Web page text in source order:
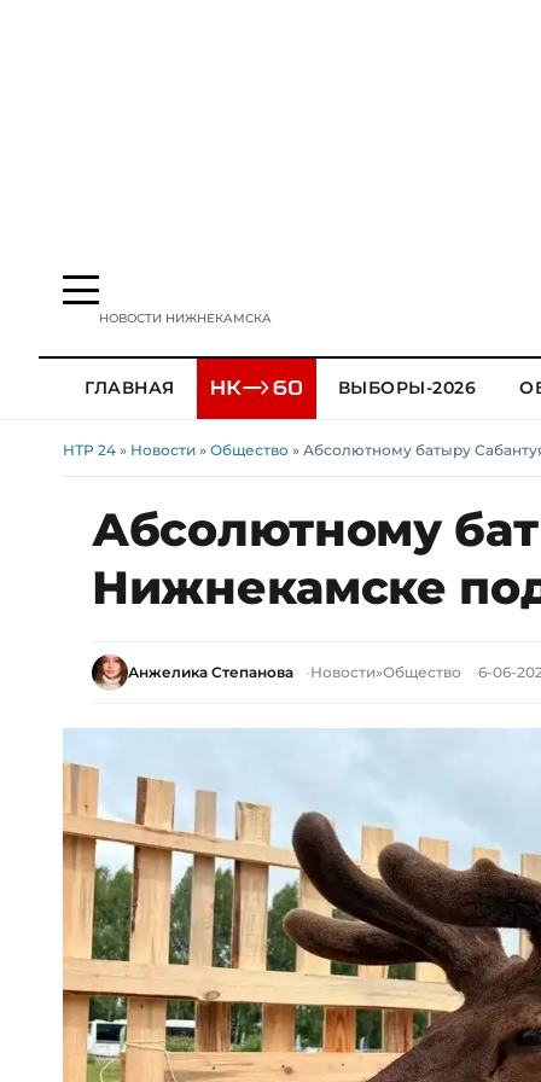
НОВОСТИ НИЖНЕКАМСКА
ГЛАВНАЯ ВЫБОРЫ-2026
НТР 24 » Новости » Общество » Абсолютному батыру
Абсолютному
Нижнекамске
Анжелика Степанова Новости»Общество 6-06-